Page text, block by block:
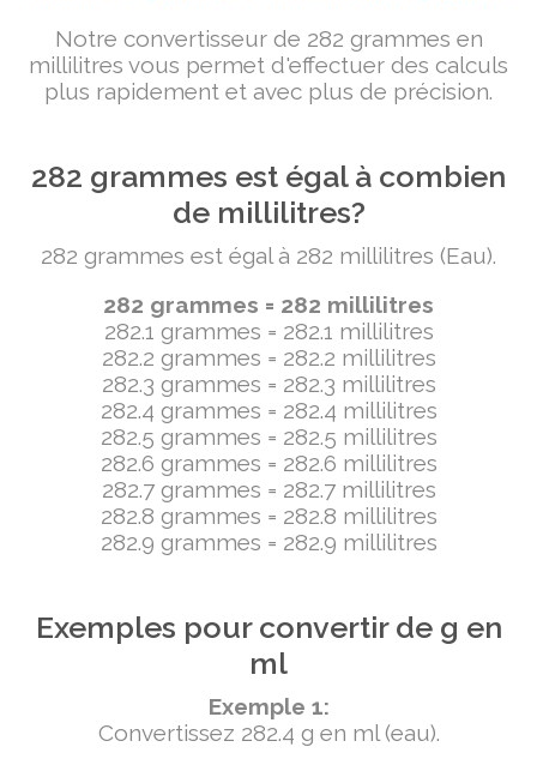
Notre convertisseur de 282 grammes en
millilitres vous permet d'effectuer des calculs
plus rapidement et avec plus de précision.
282 grammes est égal à combien
de millilitres?
282 grammes est égal à 282 millilitres (Eau).
282 grammes = 282 millilitres
282.1 grammes = 282.1 millilitres
282.2 grammes = 282.2 millilitres
282.3 grammes = 282.3 millilitres
282.4 grammes = 282.4 millilitres
282.5 grammes = 282.5 millilitres
282.6 grammes = 282.6 millilitres
282.7 grammes = 282.7 millilitres
282.8 grammes = 282.8 millilitres
282.9 grammes = 282.9 millilitres
Exemples pour convertir de g en
ml
Exemple 1:
Convertissez 282.4 g en ml (eau).